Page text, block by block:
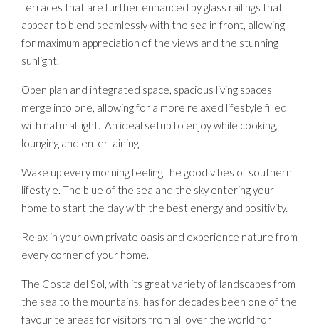
terraces that are further enhanced by glass railings that
appear to blend seamlessly with the sea in front, allowing
for maximum appreciation of the views and the stunning
sunlight.
Open plan and integrated space, spacious living spaces
merge into one, allowing for a more relaxed lifestyle filled
with natural light. An ideal setup to enjoy while cooking,
lounging and entertaining.
Wake up every morning feeling the good vibes of southern
lifestyle. The blue of the sea and the sky entering your
home to start the day with the best energy and positivity.
Relax in your own private oasis and experience nature from
every corner of your home.
The Costa del Sol, with its great variety of landscapes from
the sea to the mountains, has for decades been one of the
favourite areas for visitors from all over the world for